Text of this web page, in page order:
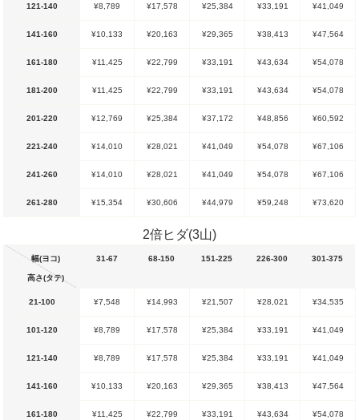
121-140 ¥8,789 ¥17,578 ¥25,384 ¥33,191 ¥41,049
141-160 ¥10,133 ¥20,163 ¥29,365 ¥38,413 ¥47,564
161-180 ¥11,425 ¥22,799 ¥33,191 ¥43,634 ¥54,078
181-200 ¥11,425 ¥22,799 ¥33,191 ¥43,634 ¥54,078
201-220 ¥12,769 ¥25,384 ¥37,172 ¥48,856 ¥60,592
221-240 ¥14,010 ¥28,021 ¥41,049 ¥54,078 ¥67,106
241-260 ¥14,010 ¥28,021 ¥41,049 ¥54,078 ¥67,106
261-280 ¥15,354 ¥30,606 ¥44,979 ¥59,248 ¥73,620
2倍ヒダ(3山)
幅(ヨコ)
高さ(タテ)
31-67 68-150 151-225 226-300 301-375
21-100 ¥7,548 ¥14,993 ¥21,507 ¥28,021 ¥34,535
101-120 ¥8,789 ¥17,578 ¥25,384 ¥33,191 ¥41,049
121-140 ¥8,789 ¥17,578 ¥25,384 ¥33,191 ¥41,049
141-160 ¥10,133 ¥20,163 ¥29,365 ¥38,413 ¥47,564
161-180 ¥11,425 ¥22,799 ¥33,191 ¥43,634 ¥54,078